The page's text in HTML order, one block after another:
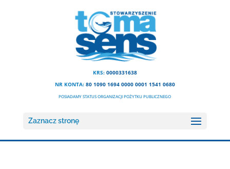
KRS: 0000331638
NR KONTA: 80 1090 1694 0000 0001 1541 0680
POSIADAMY STATUS ORGANIZACJI POŻYTKU PUBLICZNEGO
Zaznacz stronę